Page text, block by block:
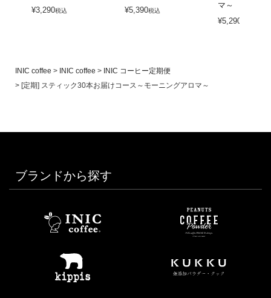
¥3,290税込
¥5,390税込
マ～
¥5,290
INIC coffee INIC coffee
INIC コーヒー定期便
[定期] スティック30本お届けコース～モーニングアロマ～
ブランドから探す